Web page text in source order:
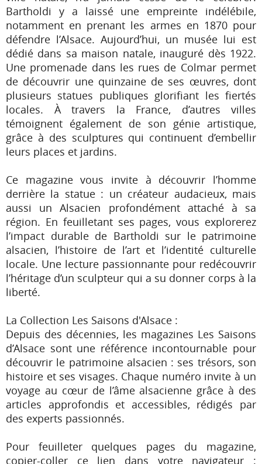
Bartholdi y a laissé une empreinte indélébile,
notamment en prenant les armes en 1870 pour
défendre l’Alsace. Aujourd’hui, un musée lui est
dédié dans sa maison natale, inauguré dès 1922.
Une promenade dans les rues de Colmar permet
de découvrir une quinzaine de ses œuvres, dont
plusieurs statues publiques glorifiant les fiertés
locales. À travers la France, d’autres villes
témoignent également de son génie artistique,
grâce à des sculptures qui continuent d’embellir
leurs places et jardins.
Ce magazine vous invite à découvrir l’homme
derrière la statue : un créateur audacieux, mais
aussi un Alsacien profondément attaché à sa
région. En feuilletant ses pages, vous explorerez
l’impact durable de Bartholdi sur le patrimoine
alsacien, l’histoire de l’art et l’identité culturelle
locale. Une lecture passionnante pour redécouvrir
l’héritage d’un sculpteur qui a su donner corps à la
liberté.
La Collection Les Saisons d'Alsace :
Depuis des décennies, les magazines Les Saisons
d’Alsace sont une référence incontournable pour
découvrir le patrimoine alsacien : ses trésors, son
histoire et ses visages. Chaque numéro invite à un
voyage au cœur de l’âme alsacienne grâce à des
articles approfondis et accessibles, rédigés par
des experts passionnés.
Pour feuilleter quelques pages du magazine,
copier-coller ce lien dans votre navigateur :